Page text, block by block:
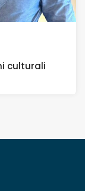
culturali